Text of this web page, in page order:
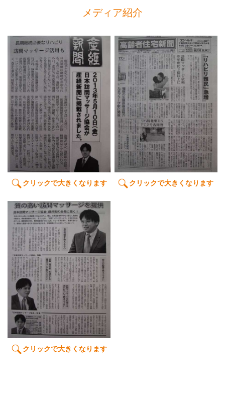
メディア紹介
クリックで大きくなります クリックで大きくなります
クリックで大きくなります